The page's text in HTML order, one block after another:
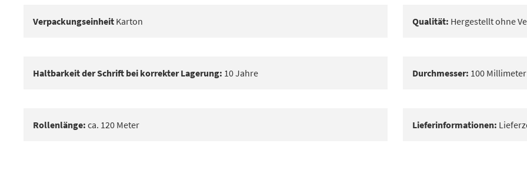
Verpackungseinheit Karton Qualität: Hergestellt ohne
Haltbarkeit der Schrift bei korrekter Lagerung: 10 Jahre Durchmesser: 100 Millimeter
Rollenlänge: ca. 120 Meter Lieferinformationen: